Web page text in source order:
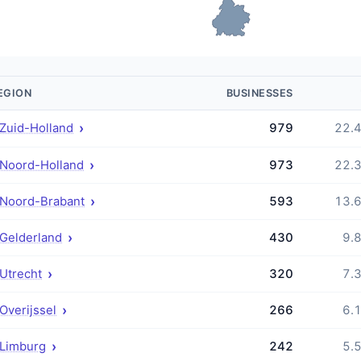
BUSINESSES
Zuid-Holland › 979 22.4
Noord-Holland › 973 22.3
Noord-Brabant › 593 13.6
Gelderland › 430 9.8
Utrecht › 320 7.3
Overijssel › 266 6.1
Limburg › 242 5.5